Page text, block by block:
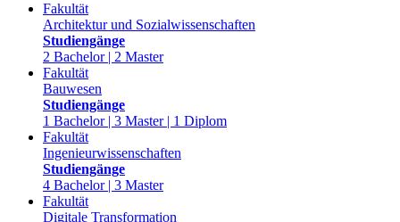
Fakultät
Architektur und Sozialwissenschaften
Studiengänge
2 Bachelor | 2 Master
Fakultät
Bauwesen
Studiengänge
1 Bachelor | 3 Master | 1 Diplom
Fakultät
Ingenieurwissenschaften
Studiengänge
4 Bachelor | 3 Master
Fakultät
Digitale Transformation